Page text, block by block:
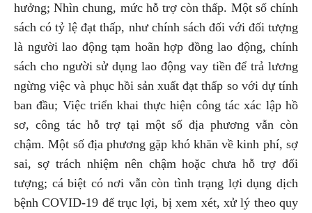
hưởng; Nhìn chung, mức hỗ trợ còn thấp. Một số chính
sách có tỷ lệ đạt thấp, như chính sách đối với đối tượng
là người lao động tạm hoãn hợp đồng lao động, chính
sách cho người sử dụng lao động vay tiền để trả lương
ngừng việc và phục hồi sản xuất đạt thấp so với dự tính
ban đầu; Việc triển khai thực hiện công tác xác lập hồ
sơ, công tác hỗ trợ tại một số địa phương vẫn còn
chậm. Một số địa phương gặp khó khăn về kinh phí, sợ
sai, sợ trách nhiệm nên chậm hoặc chưa hỗ trợ đối
tượng; cá biệt có nơi vẫn còn tình trạng lợi dụng dịch
bệnh COVID-19 để trục lợi, bị xem xét, xử lý theo quy